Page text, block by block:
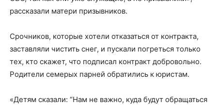
рассказали матери призывников.
Срочников, которые хотели отказаться от контракта,
заставляли чистить снег, и пускали погреться только
тех, кто скажет, что подписал контракт добровольно.
Родители семерых парней обратились к юристам.
«Детям сказали: “Нам не важно, куда будут обращаться